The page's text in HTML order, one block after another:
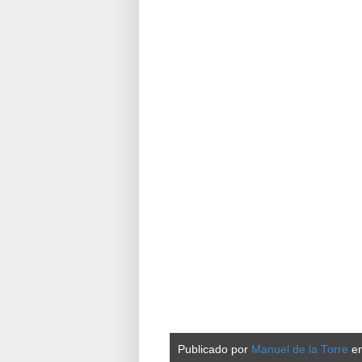
Publicado por Manuel de la Torre